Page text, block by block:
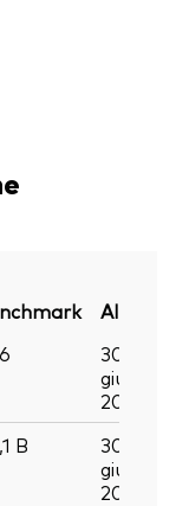
Al
30
giu
2026
B
30
giu
2026